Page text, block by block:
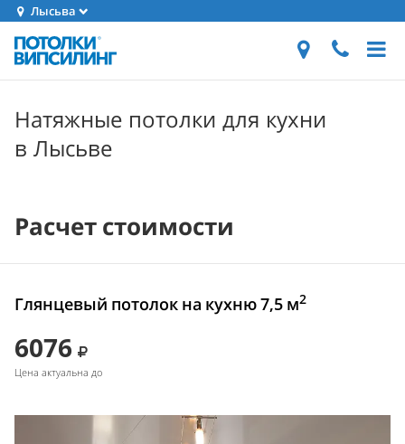
Лысьва
Натяжные потолки для кухни
в Лысьве
Расчет стоимости
Глянцевый потолок на кухню 7,5 м2
6076
Цена актуальна до